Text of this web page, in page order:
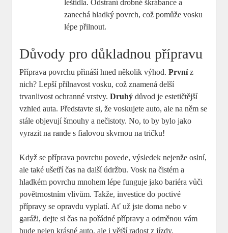
leštidla. Odstraní drobné škrábance a
zanechá hladký povrch, což pomůže vosku
lépe přilnout.
Důvody pro důkladnou přípravu
Příprava povrchu přináší hned několik výhod.Prvníz
nich? Lepší přilnavost vosku, což znamená delší
trvanlivost ochranné vrstvy.Druhý důvod je estetičtější
vzhled auta. Představte si, že voskujete auto, ale na něm se
stále objevují šmouhy a nečistoty. No, to by bylo jako
vyrazit na rande s fialovou skvrnou na tričku!
Když se příprava povrchu povede, výsledek nejenže oslní,
ale také ušetří čas na další údržbu. Vosk na čistém a
hladkém povrchu mnohem lépe funguje jako bariéra vůči
povětrnostním vlivům. Takže, investice do poctivé
přípravy se opravdu vyplatí. Ať už jste doma nebo v
garáži, dejte si čas na pořádné přípravy a odměnou vám
bude nejen krásné auto, ale i větší radost z jízdy.